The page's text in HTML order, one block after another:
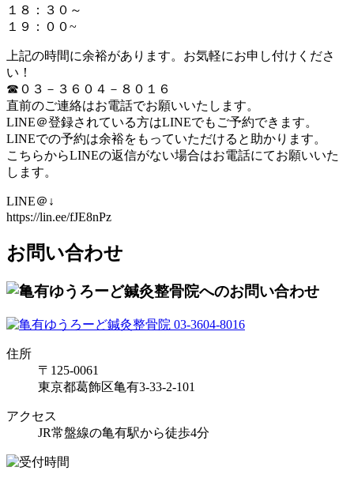
１８：３０～
１９：００~
上記の時間に余裕があります。お気軽にお申し付けくださ
い！
☎０３－３６０４－８０１６
直前のご連絡はお電話でお願いいたします。
LINE＠登録されている方はLINEでもご予約できます。
LINEでの予約は余裕をもっていただけると助かります。
こちらからLINEの返信がない場合はお電話にてお願いいた
します。
LINE＠↓
https://lin.ee/fJE8nPz
お問い合わせ
住所
〒125-0061
東京都葛飾区亀有3-33-2-101
アクセス
JR常盤線の亀有駅から徒歩4分